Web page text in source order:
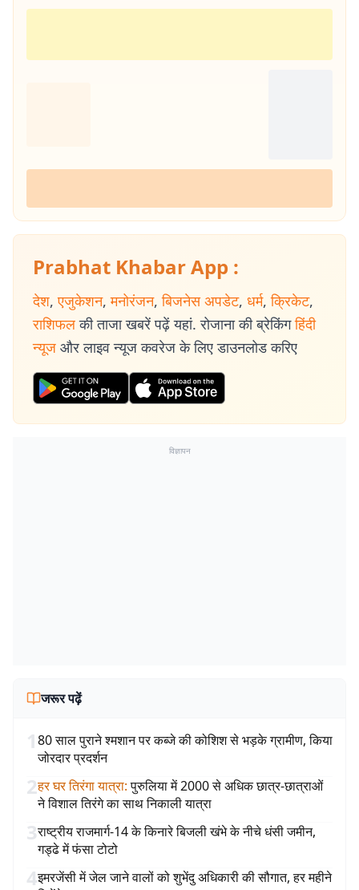
Prabhat Khabar App :
देश, एजुकेशन, मनोरंजन, बिजनेस अपडेट, धर्म, क्रिकेट,
राशिफल की ताजा खबरें पढ़ें यहां. रोजाना की ब्रेकिंग हिंदी
न्यूज और लाइव न्यूज कवरेज के लिए डाउनलोड करिए
विज्ञापन
जरूर पढ़ें
180 साल पुराने श्मशान पर कब्जे की कोशिश से भड़के ग्रामीण, किया
जोरदार प्रदर्शन
2हर घर तिरंगा यात्रा: पुरुलिया में 2000 से अधिक छात्र-छात्राओं
ने विशाल तिरंगे का साथ निकाली यात्रा
3राष्ट्रीय राजमार्ग-14 के किनारे बिजली खंभे के नीचे धंसी जमीन,
गड्ढे में फंसा टोटो
4इमरजेंसी में जेल जाने वालों को शुभेंदु अधिकारी की सौगात, हर महीने